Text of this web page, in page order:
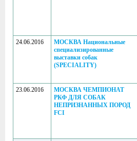
24.06.2016
МОСКВА Национальные
специализированные
выставки собак
(SPECIALITY)
23.06.2016
МОСКВА ЧЕМПИОНАТ
РКФ ДЛЯ СОБАК
НЕПРИЗНАННЫХ ПОРОД
FCI